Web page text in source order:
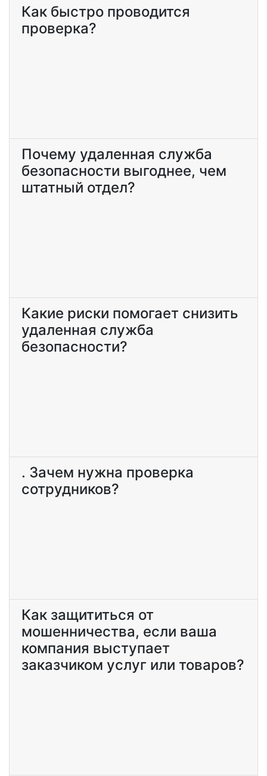
Как быстро проводится
проверка?
Почему удаленная служба
безопасности выгоднее, чем
штатный отдел?
Какие риски помогает снизить
удаленная служба
безопасности?
. Зачем нужна проверка
сотрудников?
Как защититься от
мошенничества, если ваша
компания выступает
заказчиком услуг или товаров?